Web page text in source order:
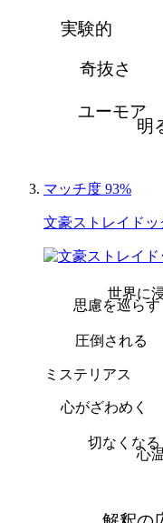
明
ユーモア
奇抜さ
実験的
マッチ度 93%
文豪ストレイドッ
心
切なくなる
心がざわめく
ミステリアス
圧倒される
思慮を巡らす
世界に